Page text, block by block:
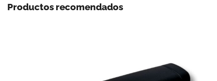
Productos recomendados